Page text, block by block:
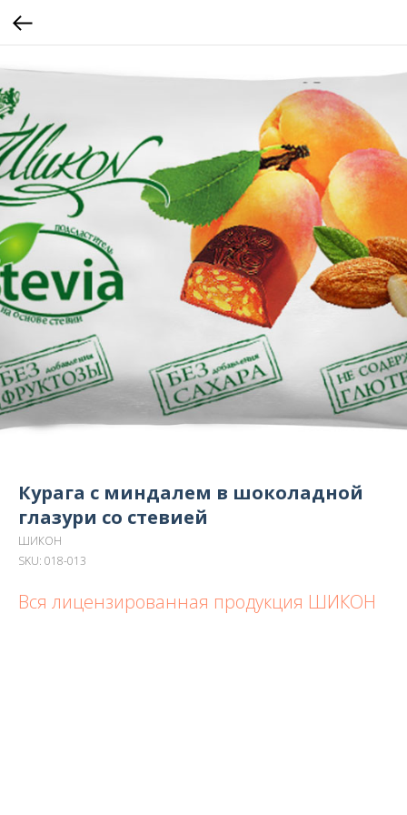
Курага с миндалем в шоколадной
глазури со стевией
ШИКОН
SKU: 018-013
Вся лицензированная продукция ШИКОН